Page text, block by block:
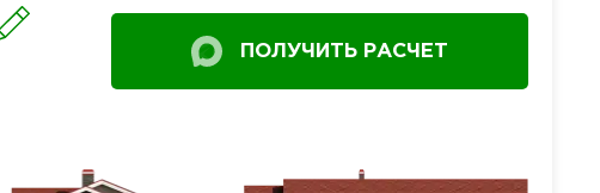
ПОЛУЧИТЬ РАСЧЕТ